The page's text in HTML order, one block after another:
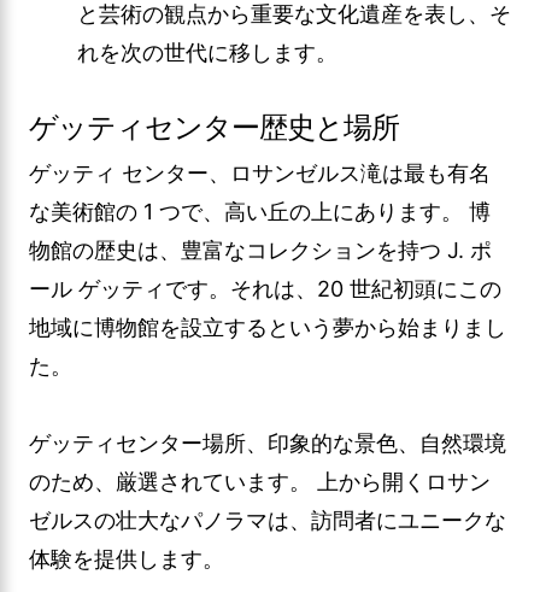
と芸術の観点から重要な文化遺産を表し、そ
れを次の世代に移します。
ゲッティセンター歴史と場所
ゲッティ センター、ロサンゼルス滝は最も有名
な美術館の 1 つで、高い丘の上にあります。 博
物館の歴史は、豊富なコレクションを持つ J. ポ
ール ゲッティです。それは、20 世紀初頭にこの
地域に博物館を設立するという夢から始まりまし
た。
ゲッティセンター場所、印象的な景色、自然環境
のため、厳選されています。 上から開くロサン
ゼルスの壮大なパノラマは、訪問者にユニークな
体験を提供します。